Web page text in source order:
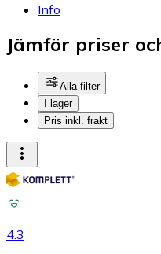
Info
Jämför priser
Alla filter
I lager
Pris inkl. frakt
4.3